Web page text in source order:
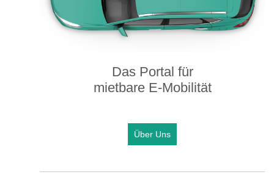
Das Portal für
mietbare E-Mobilität
Über Uns